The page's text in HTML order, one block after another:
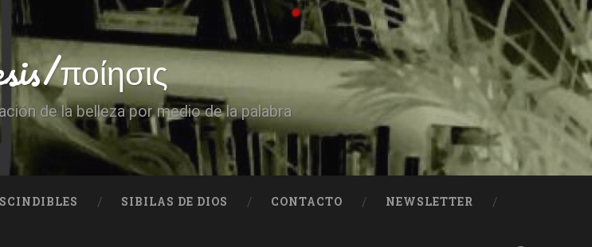
ποίησις
de la belleza por medio de la palabra
SIBILAS DE DIOS CONTACTO NEWSLETTER